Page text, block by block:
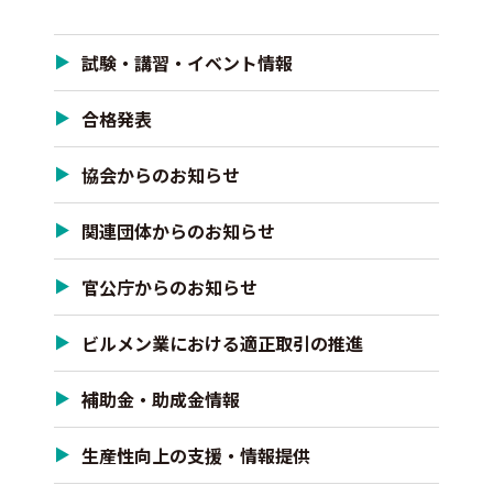
試験・講習・イベント情報
合格発表
協会からのお知らせ
関連団体からのお知らせ
官公庁からのお知らせ
ビルメン業における適正取引の推進
補助金・助成金情報
生産性向上の支援・情報提供